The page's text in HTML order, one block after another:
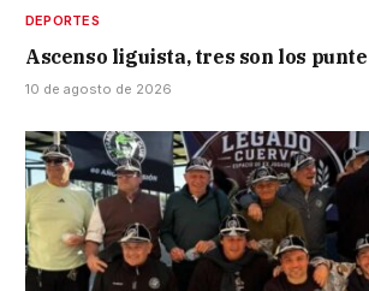
DEPORTES
Ascenso liguista, tres son los
10 de agosto de 2026